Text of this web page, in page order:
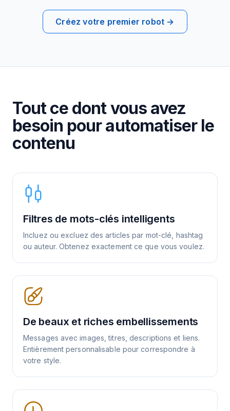
Créez votre premier robot →
Tout ce dont vous avez
besoin pour automatiser le
contenu
Filtres de mots-clés intelligents
Incluez ou excluez des articles par mot-clé, hashtag
ou auteur. Obtenez exactement ce que vous voulez.
De beaux et riches embellissements
Messages avec images, titres, descriptions et liens.
Entièrement personnalisable pour correspondre à
votre style.